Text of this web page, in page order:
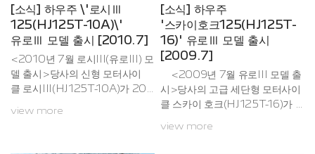
[소식] 하우주 \'로시Ⅲ
125(HJ125T-10A)\'
유로Ⅲ 모델 출시 [2010.7]
<2010년 7월 로시III(유로III) 모
델 출시>당사의 신형 모터사이
클 로시III(HJ125T-10A)가 201
장에 새로이 출시 하게 되었습니
view more
[소식] 하우주
'스카이호크125(HJ125T-
16)' 유로Ⅲ 모델 출시
[2009.7]
<2009년 7월 유로III 모델 출
시>당사의 고급 세단형 모터사이
클 스카이 호크(HJ125T-16)가 2
부합하는 유로III 모델로 2009년
view more